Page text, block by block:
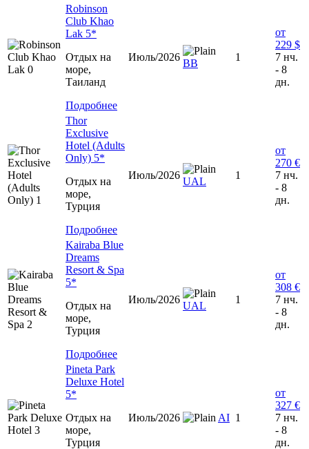
Robinson
Club Khao
Lak 5*
Отдых на
море,
Таиланд
Подробнее
Июль/2026
BB
1
от
229 $
7 нч.
- 8
дн.
Thor
Exclusive
Hotel (Adults
Only) 5*
Отдых на
море,
Турция
Подробнее
Июль/2026
UAL
1
от
270 €
7 нч.
- 8
дн.
Kairaba Blue
Dreams
Resort & Spa
5*
Отдых на
море,
Турция
Подробнее
Июль/2026
UAL
1
от
308 €
7 нч.
- 8
дн.
Pineta Park
Deluxe Hotel
5*
Отдых на
море,
Турция
Июль/2026 AI 1
от
327 €
7 нч.
- 8
дн.